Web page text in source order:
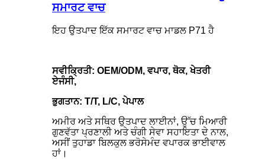
ਸਮਾਰਟ ਵਾਚ
ਇਹ ਉਤਪਾਦ ਇੱਕ ਸਮਾਰਟ ਵਾਚ ਮਾਡਲ P71 ਹੈ
ਸਵੀਕ੍ਰਿਤੀ: OEM/ODM, ਵਪਾਰ, ਥੋਕ, ਖੇਤਰੀ
ਏਜੰਸੀ,
ਭੁਗਤਾਨ: T/T, L/C, ਪੇਪਾਲ
ਅਮੀਰ ਅਤੇ ਸਥਿਰ ਉਤਪਾਦ ਲਾਈਨਾਂ, ਉੱਚ ਮਿਆਰੀ
ਗੁਣਵੱਤਾ ਪ੍ਰਣਾਲੀ ਅਤੇ ਚੰਗੀ ਸੇਵਾ ਸਹਾਇਤਾ ਦੇ ਨਾਲ,
ਅਸੀਂ ਤੁਹਾਡਾ ਬਿਲਕੁਲ ਭਰੋਸੇਮੰਦ ਵਪਾਰਕ ਭਾਈਵਾਲ
ਹਾਂ।